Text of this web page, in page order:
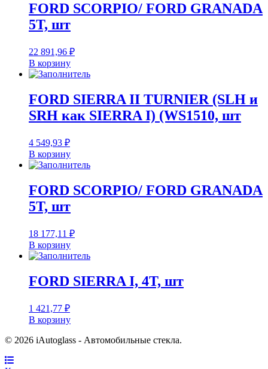
FORD SCORPIO/ FORD GRANADA
5T, шт
22 891,96 ₽
В корзину
FORD SIERRA II TURNIER (SLH и
SRH как SIERRA I) (WS1510, шт
4 549,93 ₽
В корзину
FORD SCORPIO/ FORD GRANADA
5T, шт
18 177,11 ₽
В корзину
FORD SIERRA I, 4T, шт
1 421,77 ₽
В корзину
© 2026 iAutoglass - Автомобильные стекла.